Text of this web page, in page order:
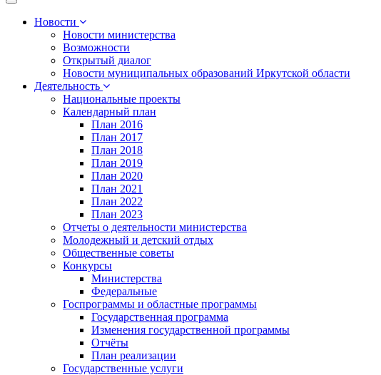
Toggle
navigationНовости
Новости министерства
Возможности
Открытый диалог
Новости муниципальных образований Иркутской области
Деятельность
Национальные проекты
Календарный план
План 2016
План 2017
План 2018
План 2019
План 2020
План 2021
План 2022
План 2023
Отчеты о деятельности министерства
Молодежный и детский отдых
Общественные советы
Конкурсы
Министерства
Федеральные
Госпрограммы и областные программы
Государственная программа
Изменения государственной программы
Отчёты
План реализации
Государственные услуги